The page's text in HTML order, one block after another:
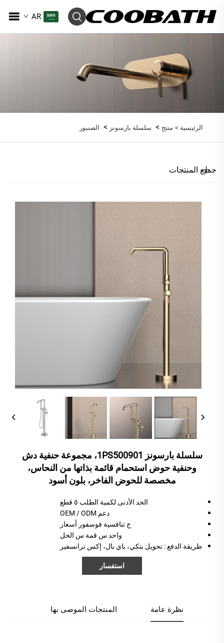
AR
الرئيسية > منتج > سلسلة بارسونز > الصنبور
جميع المنتجات
سلسلة بارسونز 1PS500901، مجموعة حنفية دش
وحنفية حوض استحمام قائمة بذاتها من النحاس،
مخصصة للحوض الفاخر، بلون أسود
الحد الأدنى لكمية الطلب ٥ قطع
دعم OEM / ODM
ج تنافسية فوسفور أسعار
واحد س قمة س الحل
طريقة الدفع: تحويل بنكي، باي بال، إكس ترانسفير
استفسار
نظرة عامة المنتجات الموصى بها